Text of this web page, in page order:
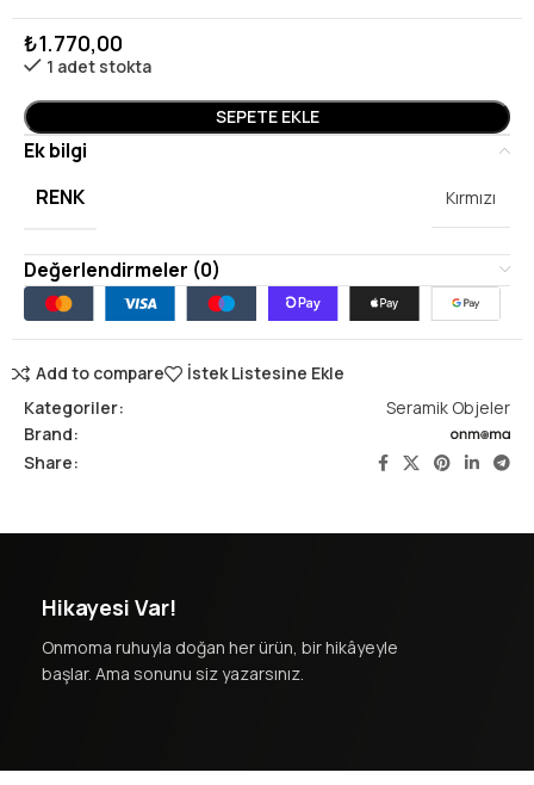
₺1.770,00
1 adet stokta
SEPETE EKLE
Ek bilgi
RENK
Kırmızı
Değerlendirmeler (0)
Add to compare
İstek Listesine Ekle
Kategoriler:
Seramik Objeler
Brand:
Share:
Hikayesi Var!
Onmoma ruhuyla doğan her ürün, bir hikâyeyle
başlar. Ama sonunu siz yazarsınız.